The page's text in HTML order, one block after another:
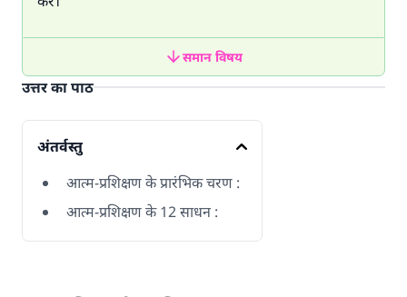
समान विषय
उत्तर का पाठ
अंतर्वस्तु
आत्म-प्रशिक्षण के प्रारंभिक चरण :
आत्म-प्रशिक्षण के 12 साधन :